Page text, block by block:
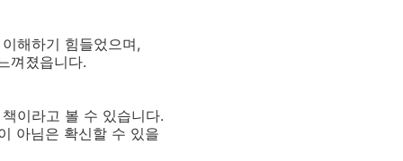
해하기 힘들었으며,
껴졌읍니다.
이라고 볼 수 있습니다.
아님은 확신할 수 있을